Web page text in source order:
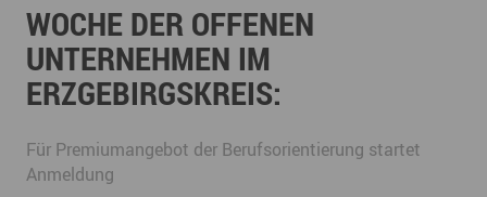
WOCHE DER OFFENEN
UNTERNEHMEN IM
ERZGEBIRGSKREIS:
Für Premiumangebot der Berufsorientierung startet
Anmeldung